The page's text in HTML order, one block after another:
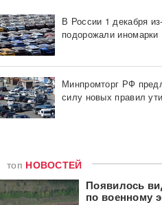
В России 1 декабря
подорожали иномарки
Минпромторг РФ
силу новых правил
топ НОВОСТЕЙ
Появилось
по военному